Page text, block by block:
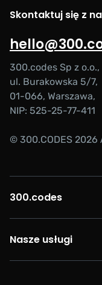
Skontaktuj się z
300.codes Sp z o.o.,
ul. Burakowska 5/7,
01-066, Warszawa,
NIP: 525-25-77-411
© 300.CODES 2026
300.codes
Nasze usługi